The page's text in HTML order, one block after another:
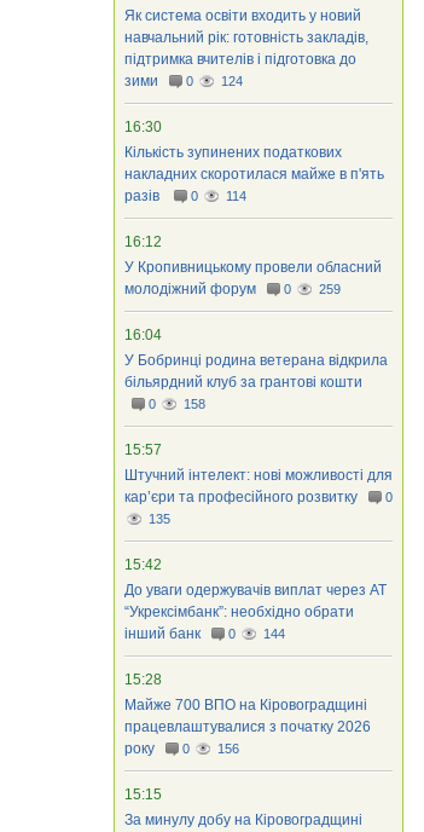
Як система освіти входить у новий
навчальний рік: готовність закладів,
підтримка вчителів і підготовка до
зими
0 124
16:30
Кількість зупинених податкових
накладних скоротилася майже в п'ять
разів
0 114
16:12
У Кропивницькому провели обласний
молодіжний форум
0 259
16:04
У Бобринці родина ветерана відкрила
більярдний клуб за грантові кошти
0 158
15:57
Штучний інтелект: нові можливості для
кар’єри та професійного розвитку
0
135
15:42
До уваги одержувачів виплат через АТ
“Укрексімбанк”: необхідно обрати
інший банк
0 144
15:28
Майже 700 ВПО на Кіровоградщині
працевлаштувалися з початку 2026
року
0 156
15:15
За минулу добу на Кіровоградщині